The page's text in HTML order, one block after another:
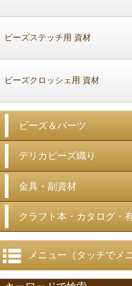
ビーズステッチ用 資材
ビーズクロッシェ用 資材
ビーズ＆パーツ
デリカビーズ織り
金具・副資材
クラフト本・カタログ・
メニュー（タッチでメ